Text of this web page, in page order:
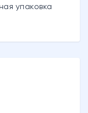
упаковка